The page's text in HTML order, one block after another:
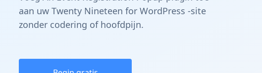
aan uw Twenty Nineteen for WordPress -site
zonder codering of hoofdpijn.